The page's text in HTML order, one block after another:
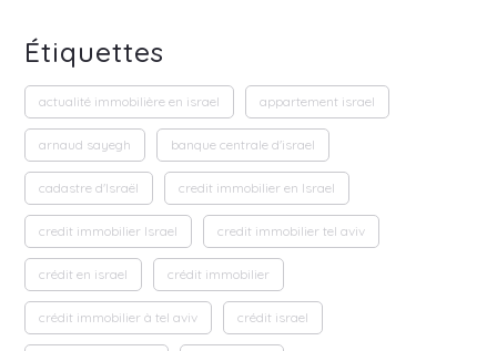
Étiquettes
actualité immobilière en israel appartement israel
arnaud sayegh banque centrale d'israel
cadastre d'Israël credit immobilier en Israel
credit immobilier Israel credit immobilier tel aviv
crédit en israel crédit immobilier
crédit immobilier à tel aviv crédit israel